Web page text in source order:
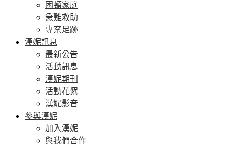
困頓家庭
急難救助
專案足跡
漢妮訊息
最新公告
活動訊息
漢妮期刊
活動花絮
漢妮影音
參與漢妮
加入漢妮
與我們合作